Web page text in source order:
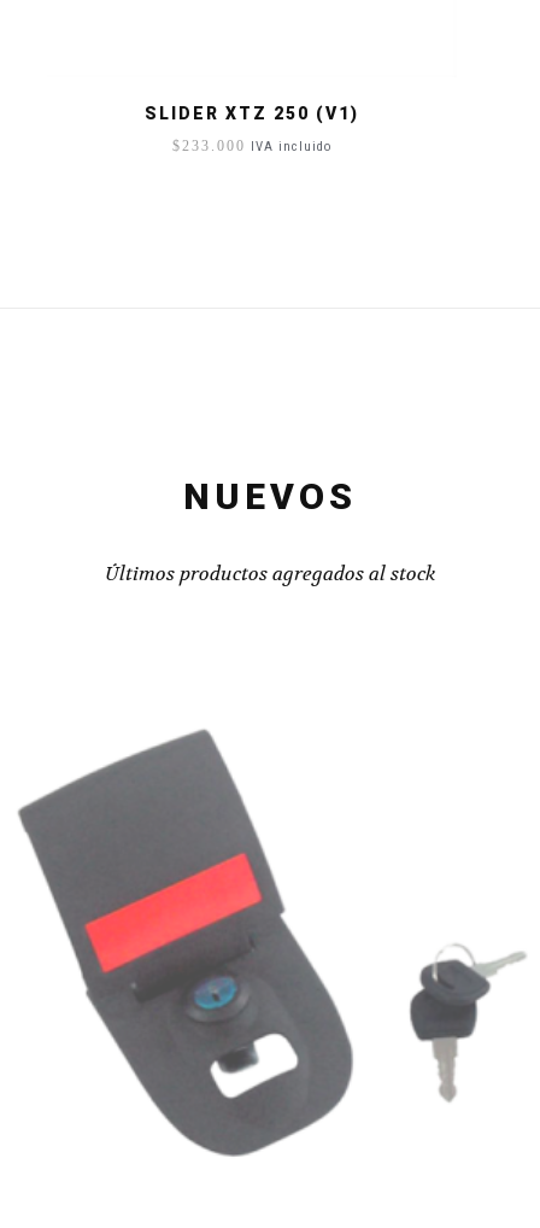
SLIDER XTZ 250 (V1)
$233.000 IVA incluido
NUEVOS
Últimos productos agregados al stock